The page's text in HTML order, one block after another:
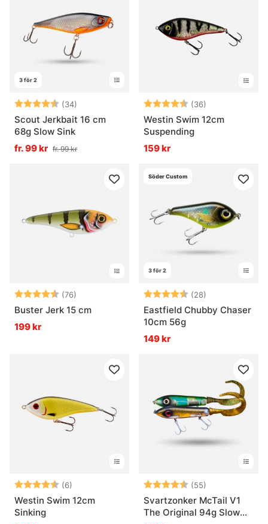
Vad är ett jerkbait?
Vad är jerkbaitfiske bra för?
När fungerar jerkbaits bäst?
Hur fiskas ett jerkbait?
3 för 2
Betyg: (34)
4.6 utav 5 stjärnor
Scout Jerkbait 16 cm
68g Slow Sink
fr. 99 kr fr. 99 kr
Betyg: (36)
Westin Swim 12cm
Suspending
159 kr
Betyg: (76)
4.7 utav 5 stjärnor
Buster Jerk 15 cm
199 kr
3 för 2
Söder Custom
Betyg: (28)
Eastfield Chubby Chaser
10cm 56g
149 kr
Betyg: (6)
4.7 utav 5 stjärnor
Westin Swim 12cm
Sinking
Betyg: (55)
Svartzonker McTail V1
The Original 94g Slow